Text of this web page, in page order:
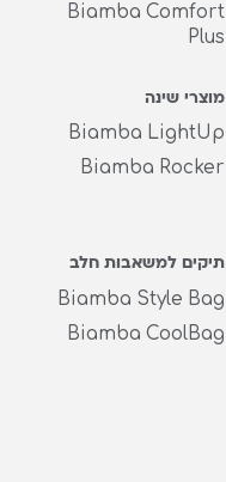
Biamba Comfort
Plus
מוצרי שינה
Biamba LightUp
Biamba Rocker
תיקים למשאבות חלב
Biamba Style Bag
Biamba CoolBag